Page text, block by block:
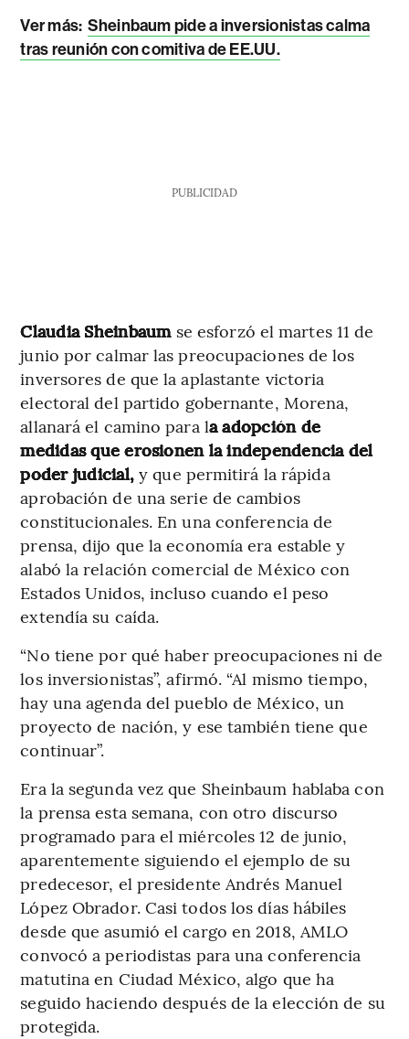
Ver más: Sheinbaum pide a inversionistas calma
tras reunión con comitiva de EE.UU.
PUBLICIDAD
Claudia Sheinbaum se esforzó el martes 11 de
junio por calmar las preocupaciones de los
inversores de que la aplastante victoria
electoral del partido gobernante, Morena,
allanará el camino para la adopción de
medidas que erosionen la independencia del
poder judicial, y que permitirá la rápida
aprobación de una serie de cambios
constitucionales. En una conferencia de
prensa, dijo que la economía era estable y
alabó la relación comercial de México con
Estados Unidos, incluso cuando el peso
extendía su caída.
“No tiene por qué haber preocupaciones ni de
los inversionistas”, afirmó. “Al mismo tiempo,
hay una agenda del pueblo de México, un
proyecto de nación, y ese también tiene que
continuar”.
Era la segunda vez que Sheinbaum hablaba con
la prensa esta semana, con otro discurso
programado para el miércoles 12 de junio,
aparentemente siguiendo el ejemplo de su
predecesor, el presidente Andrés Manuel
López Obrador. Casi todos los días hábiles
desde que asumió el cargo en 2018, AMLO
convocó a periodistas para una conferencia
matutina en Ciudad México, algo que ha
seguido haciendo después de la elección de su
protegida.